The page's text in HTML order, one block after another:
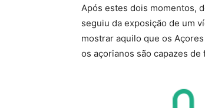
Após estes dois momentos,
seguiu da exposição de um
mostrar aquilo que os
os açorianos são capazes de